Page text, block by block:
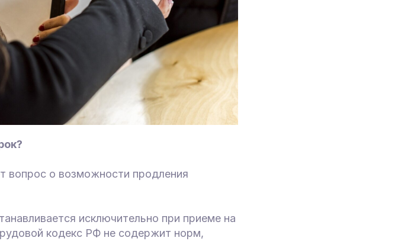
вопрос о возможности продления
исключительно при приеме на
кодекс РФ не содержит норм,